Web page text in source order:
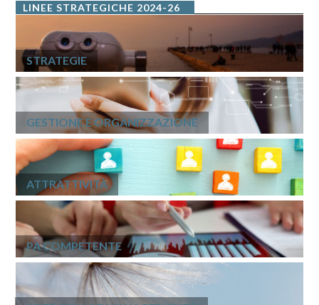
LINEE STRATEGICHE 2024-26
STRATEGIE
GESTIONE E ORGANIZZAZIONE
ATTRATTIVITÀ
PA COMPETENTE